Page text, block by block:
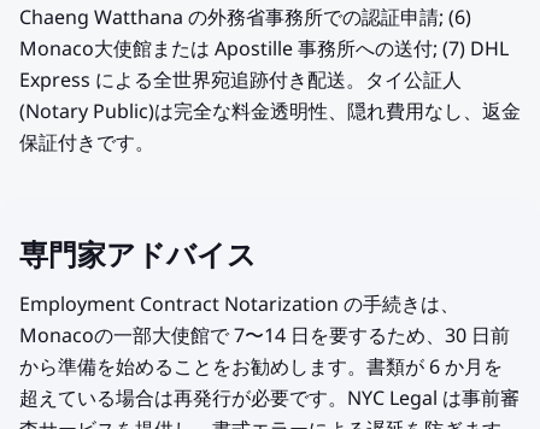
Chaeng Watthana の外務省事務所での認証申請; (6)
Monaco大使館または Apostille 事務所への送付; (7) DHL
Express による全世界宛追跡付き配送。タイ公証人
(Notary Public)は完全な料金透明性、隠れ費用なし、返金
保証付きです。
専門家アドバイス
Employment Contract Notarization の手続きは、
Monacoの一部大使館で 7〜14 日を要するため、30 日前
から準備を始めることをお勧めします。書類が 6 か月を
超えている場合は再発行が必要です。NYC Legal は事前審